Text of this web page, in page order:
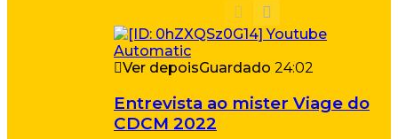
Ver depoisGuardado 24:02
Entrevista ao mister Viage do
CDCM 2022